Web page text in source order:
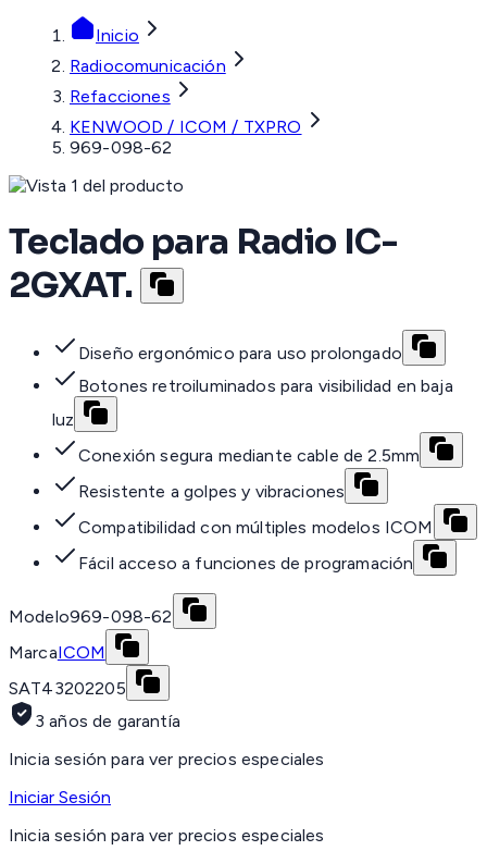
Inicio
Radiocomunicación
Refacciones
KENWOOD / ICOM / TXPRO
969-098-62
Teclado para Radio IC-
2GXAT.
Diseño ergonómico para uso prolongado
Botones retroiluminados para visibilidad en baja
luz
Conexión segura mediante cable de 2.5mm
Resistente a golpes y vibraciones
Compatibilidad con múltiples modelos ICOM
Fácil acceso a funciones de programación
Modelo969-098-62
MarcaICOM
SAT43202205
3 años de garantía
Inicia sesión para ver precios especiales
Iniciar Sesión
Inicia sesión para ver precios especiales